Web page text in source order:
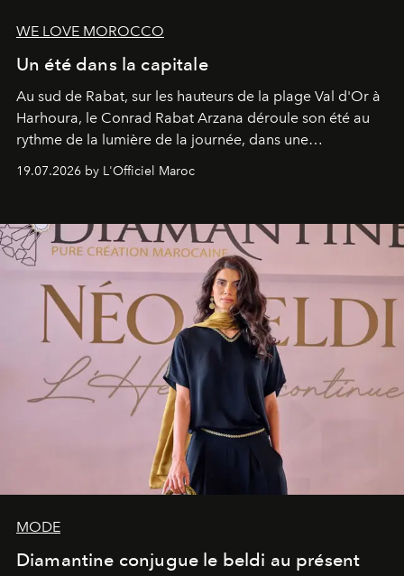
WE LOVE MOROCCO
Un été dans la capitale
Au sud de Rabat, sur les hauteurs de la plage Val d'Or à
Harhoura, le Conrad Rabat Arzana déroule son été au
rythme de la lumière de la journée, dans une
programmation pensée comme une succession de
rendez-vous avec l’océan.
19.07.2026 by L'Officiel Maroc
MODE
Diamantine conjugue le beldi au présent